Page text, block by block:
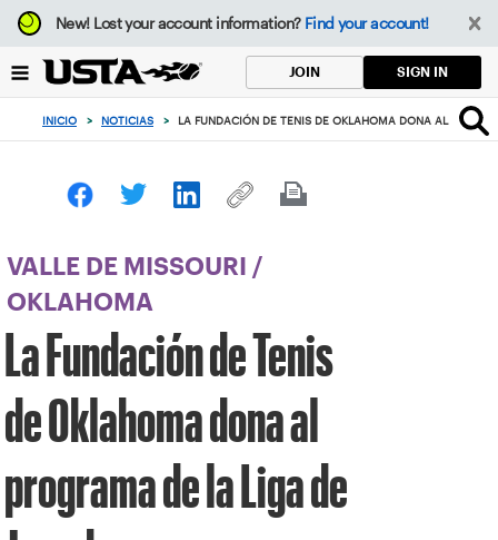
Enfoque
desde
botón
volver
principio
New!Lost your account information? Find your account!
JOIN SIGN IN
INICIO > NOTICIAS > LA FUNDACIÓN DE TENIS DE OKLAHOMA DONA AL
VALLE DE MISSOURI
/
OKLAHOMA
La Fundación de Tenis
de Oklahoma dona al
programa de la Liga de